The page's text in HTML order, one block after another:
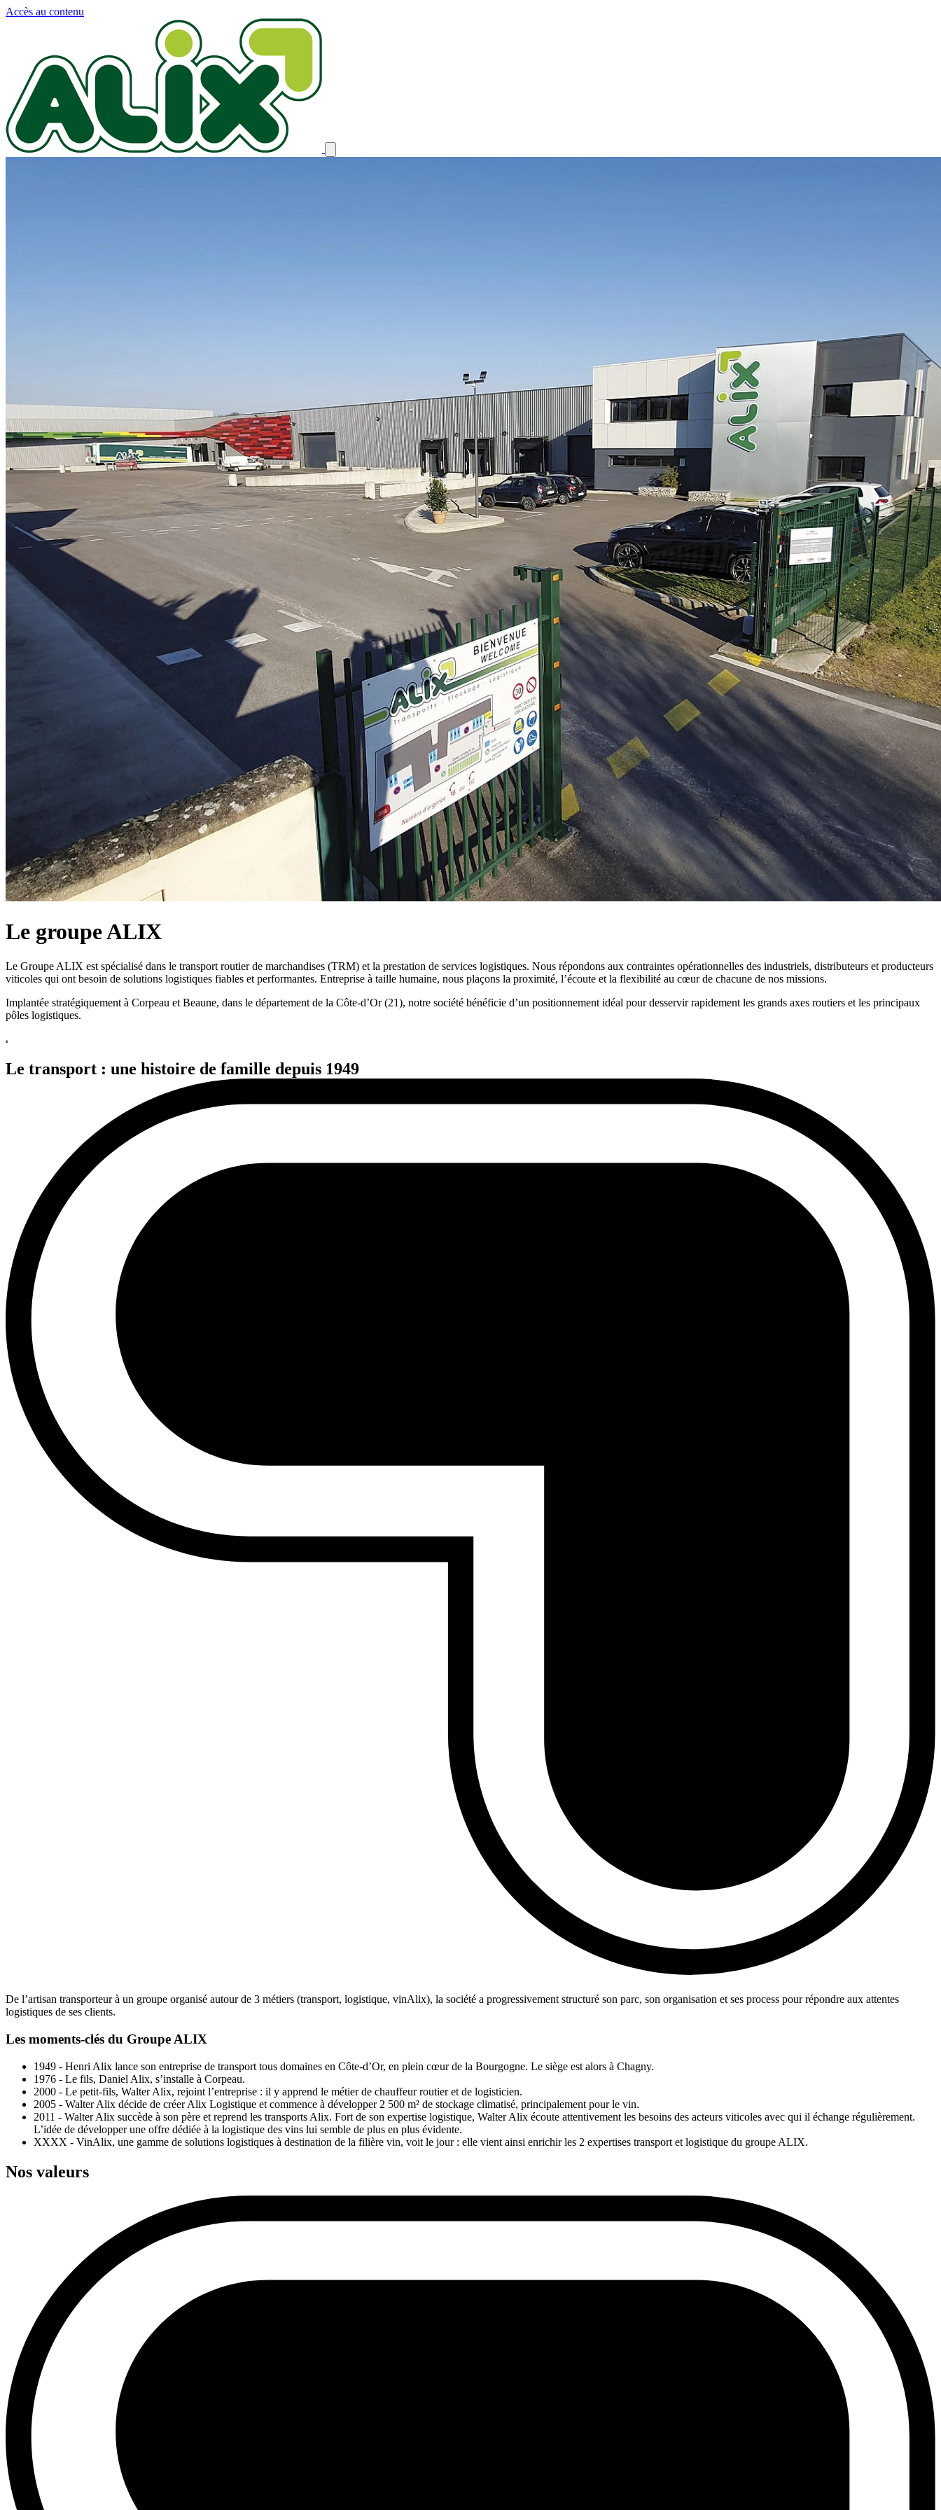
Accès au contenu
Le groupe ALIX
Le Groupe ALIX est spécialisé dans le transport routier de marchandises (TRM) et la prestation de services logistiques. Nous répondons aux contraintes opérationnelles des industriels, distributeurs et producteurs
viticoles qui ont besoin de solutions logistiques fiables et performantes. Entreprise à taille humaine, nous plaçons la proximité, l’écoute et la flexibilité au cœur de chacune de nos missions.
Implantée stratégiquement à Corpeau et Beaune, dans le département de la Côte-d’Or (21), notre société bénéficie d’un positionnement idéal pour desservir rapidement les grands axes routiers et les principaux
pôles logistiques.
Le transport : une histoire de famille depuis 1949
De l’artisan transporteur à un groupe organisé autour de 3 métiers (transport, logistique, vinAlix), la société a progressivement structuré son parc, son organisation et ses process pour répondre aux attentes
logistiques de ses clients.
Les moments-clés du Groupe ALIX
1949 - Henri Alix lance son entreprise de transport tous domaines en Côte-d’Or, en plein cœur de la Bourgogne. Le siège est alors à Chagny.
1976 - Le fils, Daniel Alix, s’installe à Corpeau.
2000 - Le petit-fils, Walter Alix, rejoint l’entreprise : il y apprend le métier de chauffeur routier et de logisticien.
2005 - Walter Alix décide de créer Alix Logistique et commence à développer 2 500 m² de stockage climatisé, principalement pour le vin.
2011 - Walter Alix succède à son père et reprend les transports Alix. Fort de son expertise logistique, Walter Alix écoute attentivement les besoins des acteurs viticoles avec qui il échange régulièrement.
L’idée de développer une offre dédiée à la logistique des vins lui semble de plus en plus évidente.
XXXX - VinAlix, une gamme de solutions logistiques à destination de la filière vin, voit le jour : elle vient ainsi enrichir les 2 expertises transport et logistique du groupe ALIX.
Nos valeurs
Panneau de gestion des cookies